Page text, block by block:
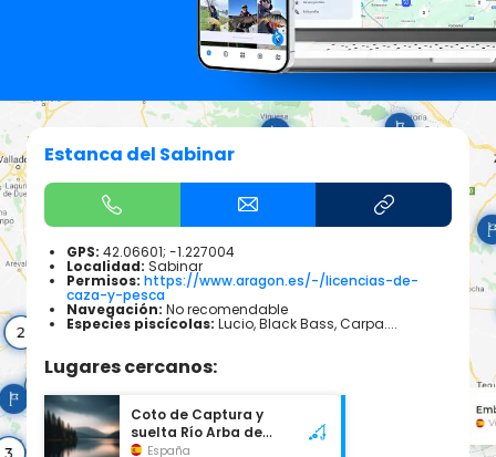
Estanca del Sabinar
GPS: 42.06601; -1.227004
Localidad: Sabinar
Permisos: https://www.aragon.es/-/licencias-de-
caza-y-pesca
Navegación: No recomendable
Especies piscícolas: Lucio, Black Bass, Carpa....
Lugares cercanos:
Coto de Captura y
suelta Río Arba de
Luesia
España